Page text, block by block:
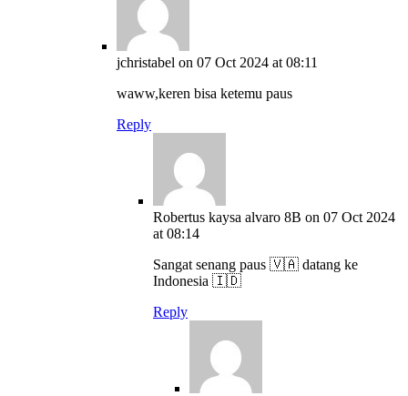
jchristabel on 07 Oct 2024 at 08:11
waww,keren bisa ketemu paus
Reply
Robertus kaysa alvaro 8B on 07 Oct 2024
at 08:14
Sangat senang paus 🇻🇦 datang ke
Indonesia 🇮🇩
Reply